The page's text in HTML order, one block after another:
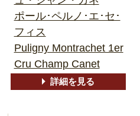
ポール･ペルノ･エ･セ･
フィス
Puligny Montrachet 1er
Cru Champ Canet
詳細を見る